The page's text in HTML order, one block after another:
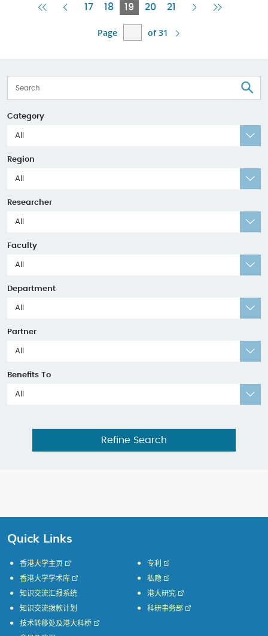
FirstPrevious
17 18 19Current
20 21
Next Last
Page of 31
Category
All
Region
All
Researcher
All
Faculty
All
Department
All
Partner
All
Benefits To
All
Refine Search
Quick Links
香港大学主页
香港大学学术库
知识交流汇报系统
知识交流拨款计划
专利
私隐
港大研究
科研事务部
技术转移处及港大科桥